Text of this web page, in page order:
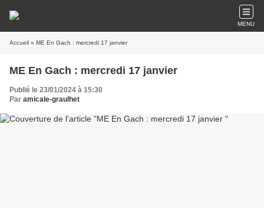
MENU
Accueil » ME En Gach : mercredi 17 janvier
ME En Gach : mercredi 17 janvier
Publié le 23/01/2024 à 15:30
Par amicale-graulhet